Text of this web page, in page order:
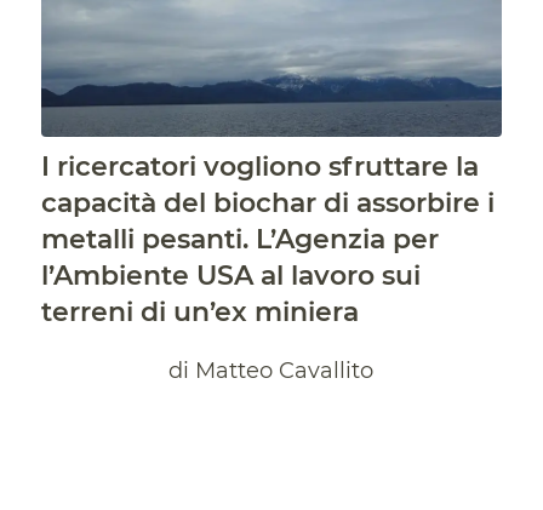
I ricercatori vogliono sfruttare la
capacità del biochar di assorbire i
metalli pesanti. L’Agenzia per
l’Ambiente USA al lavoro sui
terreni di un’ex miniera
di Matteo Cavallito